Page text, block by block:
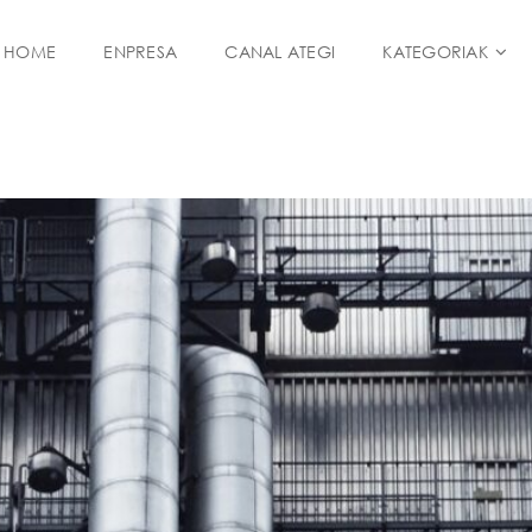
HOME ENPRESA CANAL ATEGI KATEGORIAK